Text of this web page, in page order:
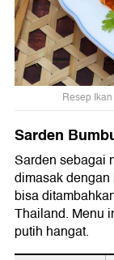
Resep
Sarden
Sarden sebagai
dimasak
bisa
Thailand. Menu
putih hangat.